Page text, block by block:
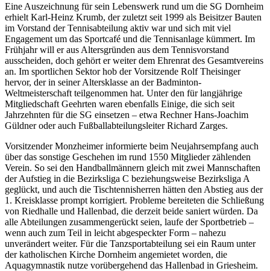
Eine Auszeichnung für sein Lebenswerk rund um die SG Dornheim
erhielt Karl-Heinz Krumb, der zuletzt seit 1999 als Beisitzer Bauten
im Vorstand der Tennisabteilung aktiv war und sich mit viel
Engagement um das Sportcafé und die Tennisanlage kümmert. Im
Frühjahr will er aus Altersgründen aus dem Tennisvorstand
ausscheiden, doch gehört er weiter dem Ehrenrat des Gesamtvereins
an. Im sportlichen Sektor hob der Vorsitzende Rolf Theisinger
hervor, der in seiner Altersklasse an der Badminton-
Weltmeisterschaft teilgenommen hat. Unter den für langjährige
Mitgliedschaft Geehrten waren ebenfalls Einige, die sich seit
Jahrzehnten für die SG einsetzen – etwa Rechner Hans-Joachim
Güldner oder auch Fußballabteilungsleiter Richard Zarges.
Vorsitzender Monzheimer informierte beim Neujahrsempfang auch
über das sonstige Geschehen im rund 1550 Mitglieder zählenden
Verein. So sei den Handballmännern gleich mit zwei Mannschaften
der Aufstieg in die Bezirksliga C beziehungsweise Bezirksliga A
geglückt, und auch die Tischtennisherren hätten den Abstieg aus der
1. Kreisklasse prompt korrigiert. Probleme bereiteten die Schließung
von Riedhalle und Hallenbad, die derzeit beide saniert würden. Da
alle Abteilungen zusammengerückt seien, laufe der Sportbetrieb –
wenn auch zum Teil in leicht abgespeckter Form – nahezu
unverändert weiter. Für die Tanzsportabteilung sei ein Raum unter
der katholischen Kirche Dornheim angemietet worden, die
Aquagymnastik nutze vorübergehend das Hallenbad in Griesheim.